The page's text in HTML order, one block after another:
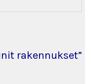
rakennukset”